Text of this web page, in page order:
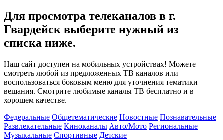
Для просмотра телеканалов в г.
Гвардейск выберите нужный из
списка ниже.
Наш сайт доступен на мобильных устройствах! Можете
смотреть любой из предложенных ТВ каналов или
воспользоваться боковым меню для уточнения тематики
вещания. Смотрите любимые каналы ТВ бесплатно и в
хорошем качестве.
Федеральные Общетематические Новостные Познавательные
Развлекательные Киноканалы Авто/Мото Региональные
Музыкальные Спортивные Детские